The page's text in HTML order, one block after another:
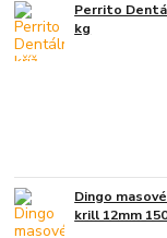
Perrito
kg
Dingo
krill 12mm